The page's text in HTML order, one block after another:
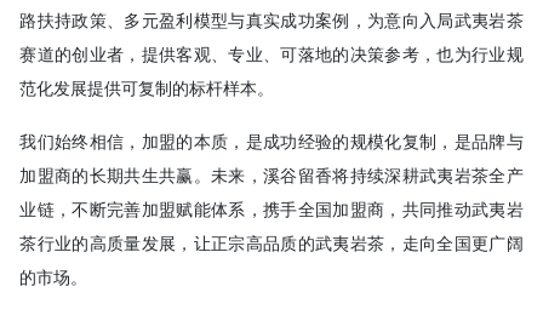
路扶持政策、多元盈利模型与真实成功案例，为意向入局武夷岩茶
赛道的创业者，提供客观、专业、可落地的决策参考，也为行业规
范化发展提供可复制的标杆样本。
我们始终相信，加盟的本质，是成功经验的规模化复制，是品牌与
加盟商的长期共生共赢。未来，溪谷留香将持续深耕武夷岩茶全产
业链，不断完善加盟赋能体系，携手全国加盟商，共同推动武夷岩
茶行业的高质量发展，让正宗高品质的武夷岩茶，走向全国更广阔
的市场。